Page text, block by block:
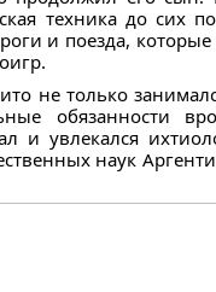
техника до сих
и поезда,
не только
обязанности
и увлекался
наук